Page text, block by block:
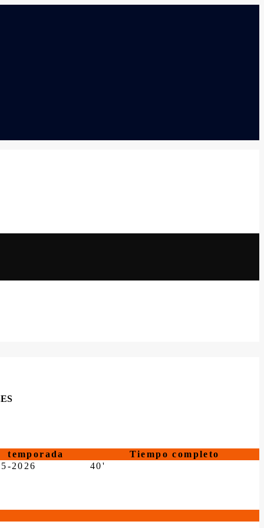
temporada
Tiempo completo
2026 40'